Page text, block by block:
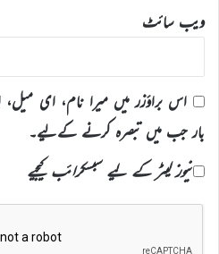
ویب‌ سائٹ
اس براؤزر میں میرا نام، ای
بار جب میں تبصرہ کرنے کےلیے۔
نیوز لیٹر کے لیے سبسکرائب کیجیے